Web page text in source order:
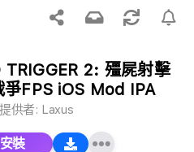
TRIGGER 2: 殭屍射擊
爭FPS iOS Mod IPA
提供者: Laxus
裝